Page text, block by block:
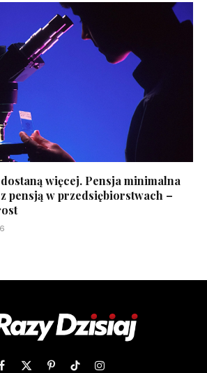
więcej. Pensja minimalna
pensją w przedsiębiorstwach –